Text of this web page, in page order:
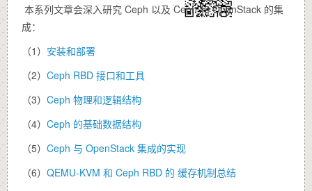
本系列文章会深入研究 Ceph 以及 Ceph 和 OpenStack 的集
成：
（1） 安装和部署
（2） Ceph RBD 接口和工具
（3） Ceph 物理和逻辑结构
（4） Ceph 的基础数据结构
（5） Ceph 与 OpenStack 集成的实现
（6） QEMU-KVM 和 Ceph RBD 的 缓存机制总结